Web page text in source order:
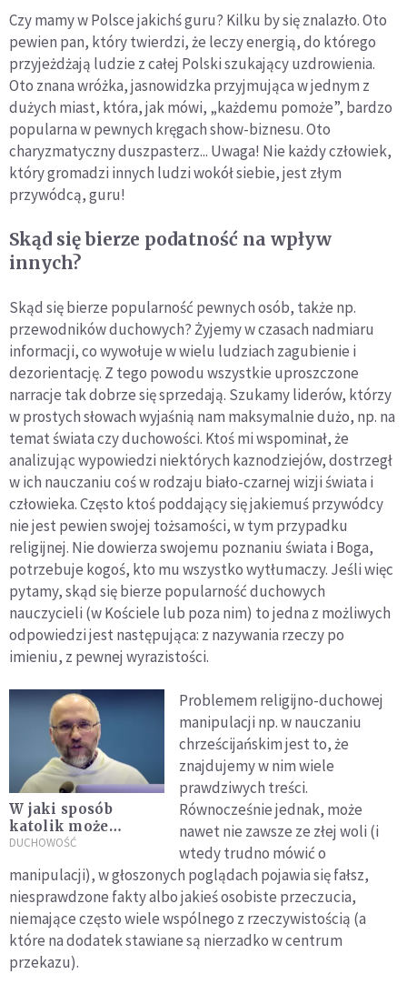
Czy mamy w Polsce jakichś guru? Kilku by się znalazło. Oto
pewien pan, który twierdzi, że leczy energią, do którego
przyjeżdżają ludzie z całej Polski szukający uzdrowienia.
Oto znana wróżka, jasnowidzka przyjmująca w jednym z
dużych miast, która, jak mówi, „każdemu pomoże”, bardzo
popularna w pewnych kręgach show-biznesu. Oto
charyzmatyczny duszpasterz... Uwaga! Nie każdy człowiek,
który gromadzi innych ludzi wokół siebie, jest złym
przywódcą, guru!
Skąd się bierze podatność na wpływ
innych?
Skąd się bierze popularność pewnych osób, także np.
przewodników duchowych? Żyjemy w czasach nadmiaru
informacji, co wywołuje w wielu ludziach zagubienie i
dezorientację. Z tego powodu wszystkie uproszczone
narracje tak dobrze się sprzedają. Szukamy liderów, którzy
w prostych słowach wyjaśnią nam maksymalnie dużo, np. na
temat świata czy duchowości. Ktoś mi wspominał, że
analizując wypowiedzi niektórych kaznodziejów, dostrzegł
w ich nauczaniu coś w rodzaju biało-czarnej wizji świata i
człowieka. Często ktoś poddający się jakiemuś przywódcy
nie jest pewien swojej tożsamości, w tym przypadku
religijnej. Nie dowierza swojemu poznaniu świata i Boga,
potrzebuje kogoś, kto mu wszystko wytłumaczy. Jeśli więc
pytamy, skąd się bierze popularność duchowych
nauczycieli (w Kościele lub poza nim) to jedna z możliwych
odpowiedzi jest następująca: z nazywania rzeczy po
imieniu, z pewnej wyrazistości.
W jaki sposób
katolik może
rozeznać czy dane
DUCHOWOŚĆ
Problemem religijno-duchowej
manipulacji np. w nauczaniu
chrześcijańskim jest to, że
znajdujemy w nim wiele
prawdziwych treści.
Równocześnie jednak, może
nawet nie zawsze ze złej woli (i
wtedy trudno mówić o
manipulacji), w głoszonych poglądach pojawia się fałsz,
niesprawdzone fakty albo jakieś osobiste przeczucia,
niemające często wiele wspólnego z rzeczywistością (a
które na dodatek stawiane są nierzadko w centrum
przekazu).